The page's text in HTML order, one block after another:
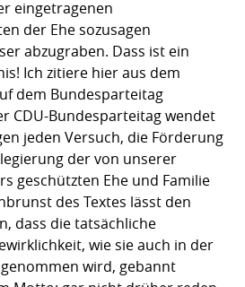
eingetragenen
der Ehe sozusagen
abzugraben. Dass ist ein
Ich zitiere hier aus dem
dem Bundesparteitag
CDU-Bundesparteitag wendet
jeden Versuch, die Förderung
der von unserer
geschützten Ehe und Familie
des Textes lässt den
dass die tatsächliche
wie sie auch in der
wird, gebannt